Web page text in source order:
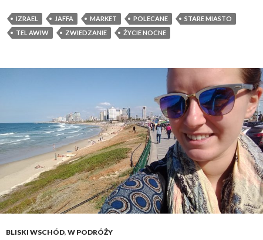
IZRAEL JAFFA MARKET POLECANE
STARE MIASTO
TEL AWIW
ZWIEDZANIE ŻYCIE NOCNE
BLISKI WSCHÓD, W PODRÓŻY